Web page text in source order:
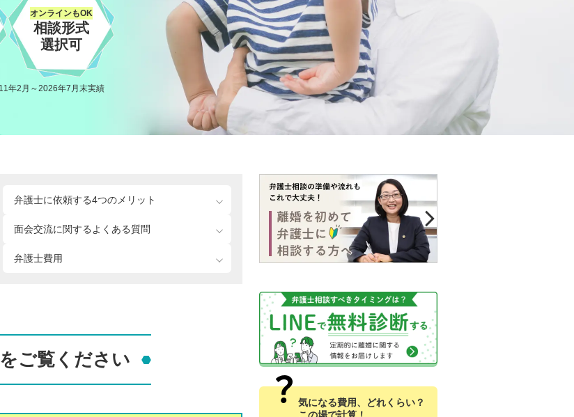
オンラインもOK
相談形式
選択可
年2月～2026年7月末実績
弁護士に依頼する4つのメリット
面会交流に関するよくある質問
弁護士費用
ご覧ください
気になる費用、どれくらい？